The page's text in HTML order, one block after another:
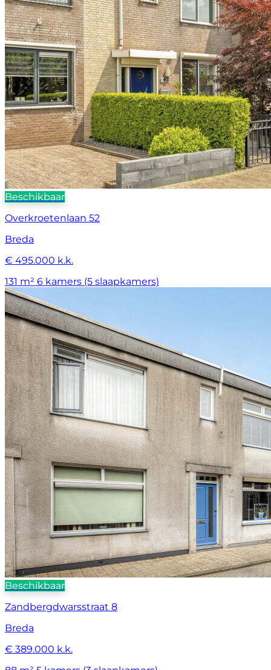
Beschikbaar
Overkroetenlaan 52
Breda
€ 495.000 k.k.
131 m² 6 kamers (5 slaapkamers)
Beschikbaar
Zandbergdwarsstraat 8
Breda
€ 389.000 k.k.